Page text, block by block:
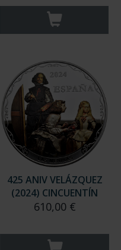
425 ANIV VELÁZQUEZ
(2024) CINCUENTÍN
610,00 €